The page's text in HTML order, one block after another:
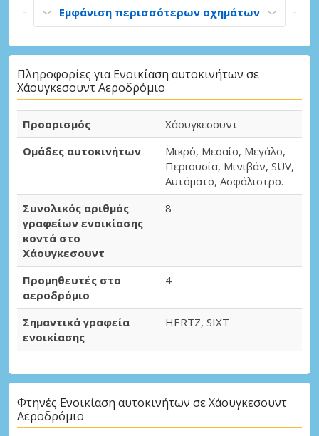
Εμφάνιση περισσότερων οχημάτων
Πληροφορίες για Ενοικίαση αυτοκινήτων σε
Χάουγκεσουντ Αεροδρόμιο
Προορισμός
Χάουγκεσουντ
Ομάδες αυτοκινήτων
Μικρό, Μεσαίο, Μεγάλο,
Περιουσία, Μινιβάν, SUV,
Αυτόματο, Ασφάλιστρο.
Συνολικός αριθμός
γραφείων ενοικίασης
κοντά στο
Χάουγκεσουντ
8
Προμηθευτές στο
αεροδρόμιο
4
Σημαντικά γραφεία
ενοικίασης
HERTZ, SIXT
Φτηνές Ενοικίαση αυτοκινήτων σε Χάουγκεσουντ
Αεροδρόμιο